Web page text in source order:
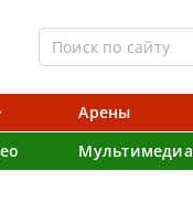
Арены
Мультимедиа